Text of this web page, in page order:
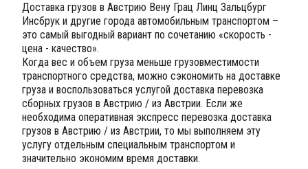
Доставка грузов в Австрию Вену Грац Линц Зальцбург
Инсбрук и другие города автомобильным транспортом –
это самый выгодный вариант по сочетанию «скорость -
цена - качество».
Когда вес и объем груза меньше грузовместимости
транспортного средства, можно сэкономить на доставке
груза и воспользоваться услугой доставка перевозка
сборных грузов в Австрию / из Австрии. Если же
необходима оперативная экспресс перевозка доставка
грузов в Австрию / из Австрии, то мы выполняем эту
услугу отдельным специальным транспортом и
значительно экономим время доставки.